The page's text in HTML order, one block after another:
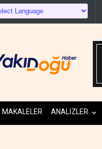
ABD, Suudi Arabistan'dan
MAKALELER ANALİZLER